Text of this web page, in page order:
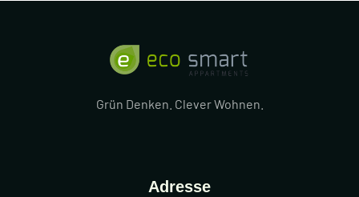
Grün Denken. Clever Wohnen.
Adresse